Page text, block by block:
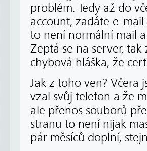
problém. Tedy až do
account, zadáte e-
to není normální mail
Zeptá se na server,
chybová hláška, že
Jak z toho ven? Včera
vzal svůj telefon a že
ale přenos souborů
stranu to není nijak
pár měsíců doplní,